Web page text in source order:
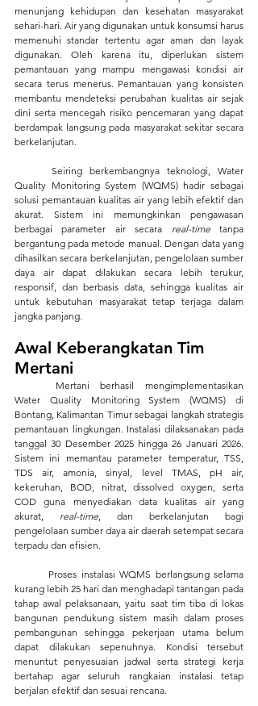
menunjang kehidupan dan kesehatan masyarakat
sehari-hari. Air yang digunakan untuk konsumsi harus
memenuhi standar tertentu agar aman dan layak
digunakan. Oleh karena itu, diperlukan sistem
pemantauan yang mampu mengawasi kondisi air
secara terus menerus. Pemantauan yang konsisten
membantu mendeteksi perubahan kualitas air sejak
dini serta mencegah risiko pencemaran yang dapat
berdampak langsung pada masyarakat sekitar secara
berkelanjutan.
Quality Monitoring System (WQMS) hadir sebagai
solusi pemantauan kualitas air yang lebih efektif dan
akurat. Sistem ini memungkinkan pengawasan
berbagai parameter air secara real-time tanpa
bergantung pada metode manual. Dengan data yang
dihasilkan secara berkelanjutan, pengelolaan sumber
daya air dapat dilakukan secara lebih terukur,
responsif, dan berbasis data, sehingga kualitas air
untuk kebutuhan masyarakat tetap terjaga dalam
jangka panjang.
Awal Keberangkatan Tim
Mertani
Water Quality Monitoring System (WQMS) di
Bontang, Kalimantan Timur sebagai langkah strategis
pemantauan lingkungan. Instalasi dilaksanakan pada
tanggal 30 Desember 2025 hingga 26 Januari 2026.
Sistem ini memantau parameter temperatur, TSS,
TDS air, amonia, sinyal, level TMAS, pH air,
kekeruhan, BOD, nitrat, dissolved oxygen, serta
COD guna menyediakan data kualitas air yang
akurat, real-time , dan berkelanjutan bagi
pengelolaan sumber daya air daerah setempat secara
terpadu dan efisien.
kurang lebih 25 hari dan menghadapi tantangan pada
tahap awal pelaksanaan, yaitu saat tim tiba di lokas
bangunan pendukung sistem masih dalam proses
pembangunan sehingga pekerjaan utama belum
dapat dilakukan sepenuhnya. Kondisi tersebut
menuntut penyesuaian jadwal serta strategi kerja
bertahap agar seluruh rangkaian instalasi tetap
berjalan efektif dan sesuai rencana.